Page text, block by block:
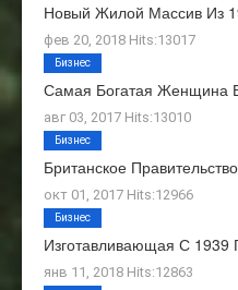
Новый Жилой Массив Из
фев 20, 2018 Hits:13017
Самая Богатая Женщина
авг 03, 2017 Hits:13010
Бизнес
Британское
окт 01, 2017 Hits:12966
Бизнес
Изготавливающая С 1939
янв 11, 2018 Hits:12863
Бизнес